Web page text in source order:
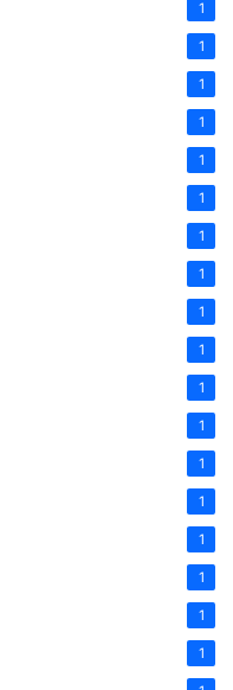
1
1
1
1
1
1
1
1
1
1
1
1
1
1
1
1
1
1